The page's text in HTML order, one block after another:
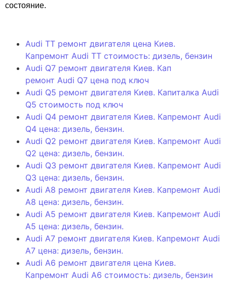
состояние.
Audi TT ремонт двигателя цена Киев.
Капремонт Audi TT стоимость: дизель, бензин
Audi Q7 ремонт двигателя Киев. Кап
ремонт Audi Q7 цена под ключ
Audi Q5 ремонт двигателя Киев. Капиталка Audi
Q5 стоимость под ключ
Audi Q4 ремонт двигателя Киев. Капремонт Audi
Q4 цена: дизель, бензин.
Audi Q2 ремонт двигателя Киев. Капремонт Audi
Q2 цена: дизель, бензин.
Audi Q3 ремонт двигателя Киев. Капремонт Audi
Q3 цена: дизель, бензин.
Audi A8 ремонт двигателя Киев. Капремонт Audi
A8 цена: дизель, бензин.
Audi A5 ремонт двигателя Киев. Капремонт Audi
A5 цена: дизель, бензин.
Audi A7 ремонт двигателя Киев. Капремонт Audi
A7 цена: дизель, бензин.
Audi A6 ремонт двигателя цена Киев.
Капремонт Audi A6 стоимость: дизель, бензин